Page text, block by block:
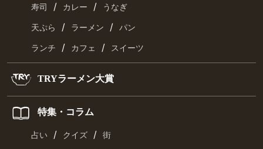
寿司 / カレー / うなぎ
天ぷら / ラーメン / パン
ランチ / カフェ / スイーツ
TRYラーメン大賞
特集・コラム
占い / クイズ / 街